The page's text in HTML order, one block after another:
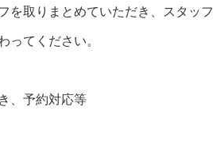
を取りまとめていただき、スタッフ
てください。
、予約対応等